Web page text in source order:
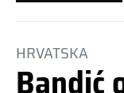
HRVATSKA
Bandić